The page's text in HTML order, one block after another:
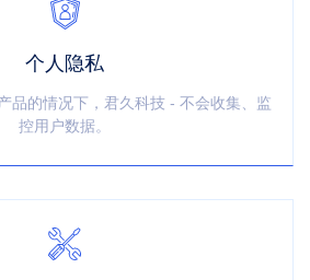
个人隐私
品的情况下，君久科技 - 不会收集、监
控用户数据。